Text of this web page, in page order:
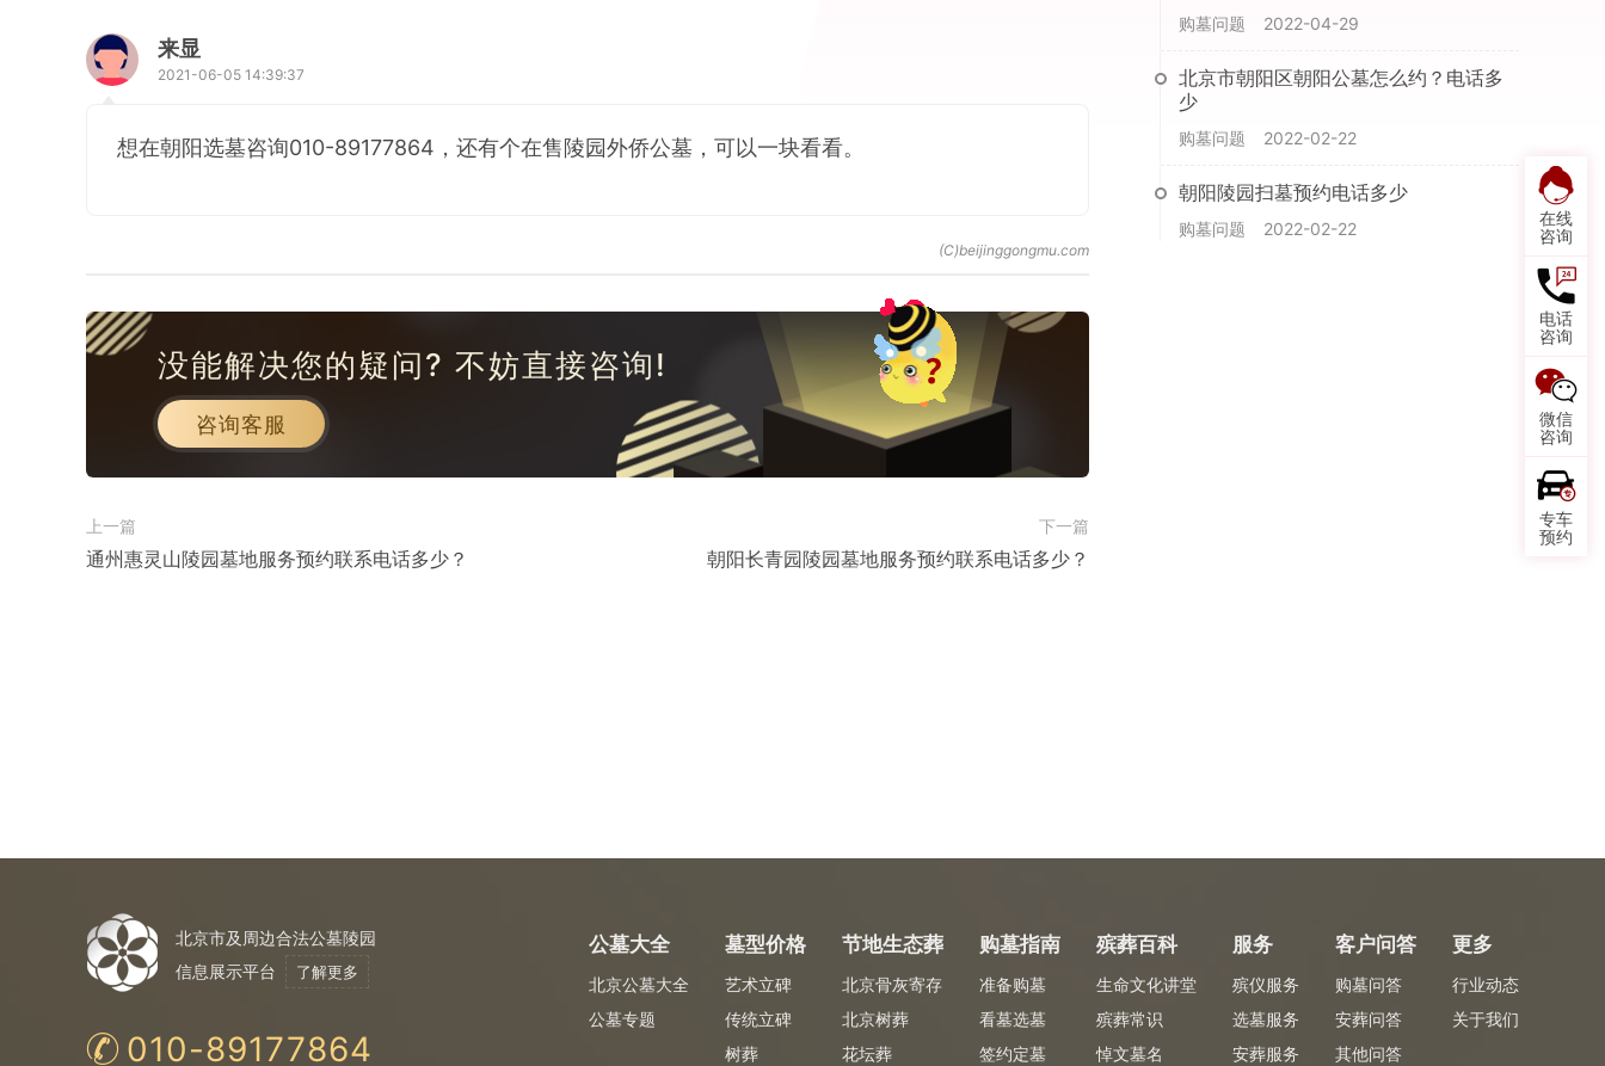
在线
咨询
电话
咨询
微信
咨询
专车
预约
来显
2021-06-05 14:39:37
想在朝阳选墓咨询010-89177864，还有个在售陵园外侨公墓，可以一块看看。
没能解决您的疑问? 不妨直接咨询!
咨询客服
上一篇
通州惠灵山陵园墓地服务预约联系电话多少？
下一篇
朝阳长青园陵园墓地服务预约联系电话多少？
购墓问题 2022-04-29
北京市朝阳区朝阳公墓怎么约？电话多
少
购墓问题 2022-02-22
朝阳陵园扫墓预约电话多少
购墓问题 2022-02-22
北京市及周边合法公墓陵园
信息展示平台
了解更多
010-89177864
公墓大全
北京公墓大全
公墓专题
墓型价格
艺术立碑
传统立碑
树葬
节地生态葬
北京骨灰寄存
北京树葬
花坛葬
购墓指南
准备购墓
看墓选墓
签约定墓
殡葬百科
生命文化讲堂
殡葬常识
悼文墓名
服务
殡仪服务
选墓服务
安葬服务
客户问答
购墓问答
安葬问答
其他问答
更多
行业动态
关于我们